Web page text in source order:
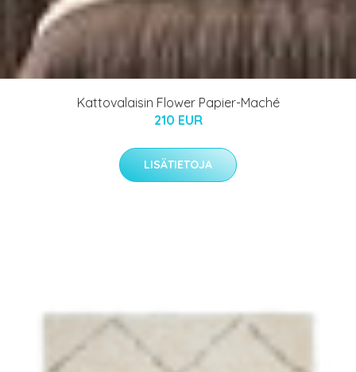
Kattovalaisin Flower Papier-Maché
210 EUR
LISÄTIETOJA